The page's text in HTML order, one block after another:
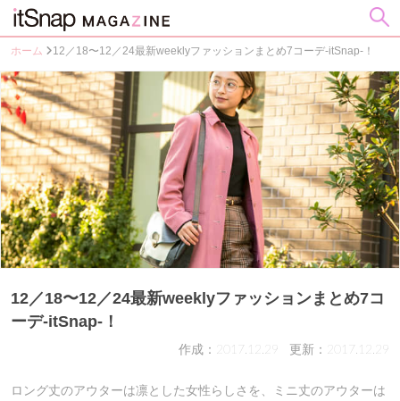
ホーム 12／18〜12／24最新weeklyファッションまとめ7コーデ-itSnap-！
12／18〜12／24最新weeklyファッションまとめ7コ
ーデ-itSnap-！
作成：2017.12.29 更新：2017.12.29
ロング丈のアウターは凛とした女性らしさを、ミニ丈のアウターは